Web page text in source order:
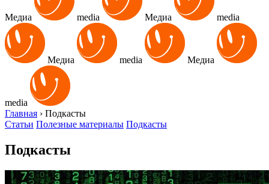
Медиа media Медиа media
Медиа media Медиа
media
Главная › Подкасты
Статьи Полезные материалы Подкасты
Подкасты